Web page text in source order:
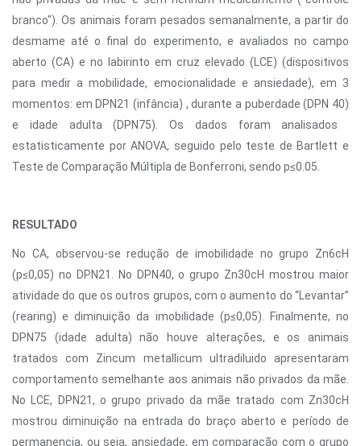
branco"). Os animais foram pesados ​​semanalmente, a partir do
desmame até o final do experimento, e avaliados no campo
aberto (CA) e no labirinto em cruz elevado (LCE) (dispositivos
para medir a mobilidade, emocionalidade e ansiedade), em 3
momentos: em DPN21 (infância) , durante a puberdade (DPN 40)
e idade adulta (DPN75). Os dados foram analisados ​​
estatisticamente por ANOVA, seguido pelo teste de Bartlett e
Teste de Comparação Múltipla de Bonferroni, sendo p≤0.05.
RESULTADO
No CA, observou-se redução de imobilidade no grupo Zn6cH
(p≤0,05) no DPN21. No DPN40, o grupo Zn30cH mostrou maior
atividade do que os outros grupos, com o aumento do “Levantar”
(rearing) e diminuição da imobilidade (p≤0,05). Finalmente, no
DPN75 (idade adulta) não houve alterações, e os animais
tratados com Zincum metallicum ultradiluido apresentaram
comportamento semelhante aos animais não privados da mãe.
No LCE, DPN21, o grupo privado da mãe tratado com Zn30cH
mostrou diminuição na entrada do braço aberto e período de
permanencia, ou seja, ansiedade, em comparação com o grupo